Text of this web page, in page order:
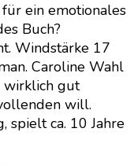
ein emotionales
Buch?
Windstärke 17
Caroline Wahl
wirklich gut
will.
spielt ca. 10 Jahre